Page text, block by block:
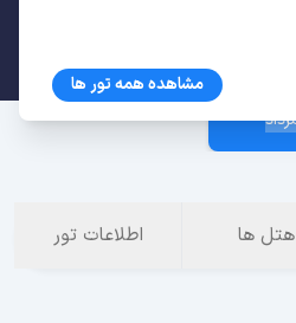
هتل ها اطلاعات تور
مشاهده همه تور ها